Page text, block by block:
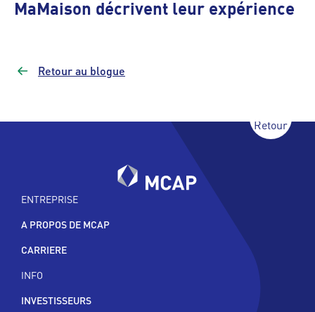
MaMaison décrivent leur expérience
Retour au blogue
ENTREPRISE
A PROPOS DE MCAP
CARRIERE
INFO
INVESTISSEURS
Retour